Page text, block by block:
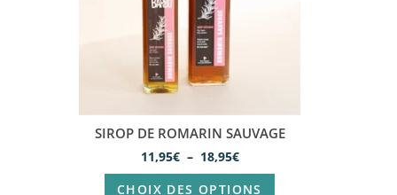
SIROP DE ROMARIN SAUVAGE
11,95€ – 18,95€
CHOIX DES OPTIONS